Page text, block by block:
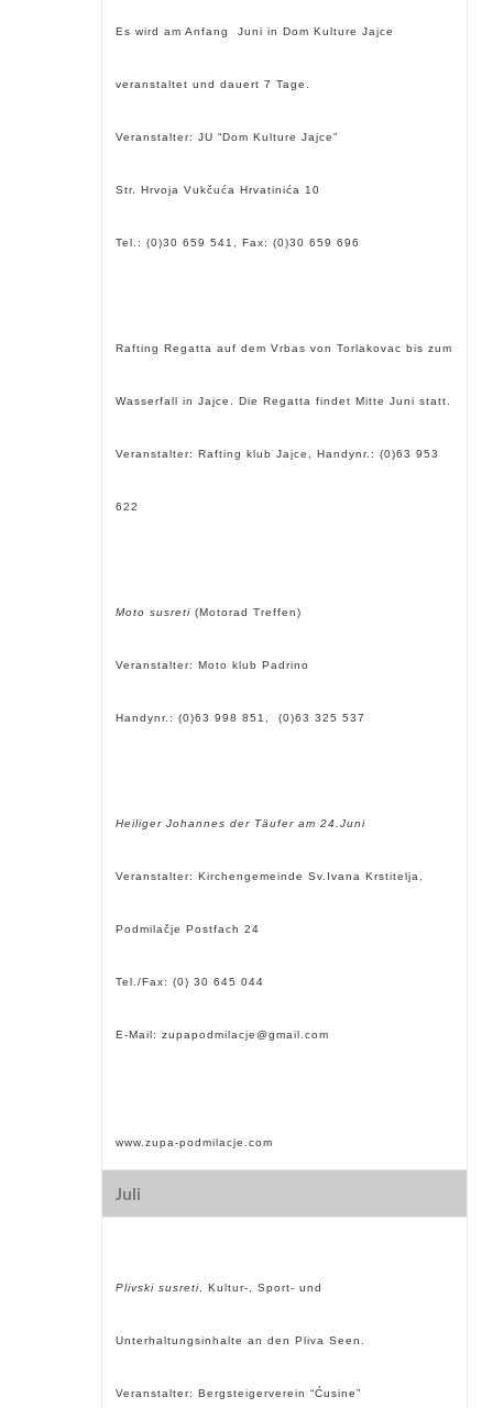
Es wird am Anfang Juni in Dom Kulture Jajce
veranstaltet und dauert 7 Tage.
Veranstalter: JU “Dom Kulture Jajce”
Str. Hrvoja Vukčuća Hrvatinića 10
Tel.: (0)30 659 541, Fax: (0)30 659 696
Rafting Regatta auf dem Vrbas von Torlakovac bis zum
Wasserfall in Jajce. Die Regatta findet Mitte Juni statt.
Veranstalter: Rafting klub Jajce, Handynr.: (0)63 953
622
Moto susreti (Motorad Treffen)
Veranstalter: Moto klub Padrino
Handynr.: (0)63 998 851, (0)63 325 537
Heiliger Johannes der Täufer am 24.Juni
Veranstalter: Kirchengemeinde Sv.Ivana Krstitelja,
Podmilačje Postfach 24
Tel./Fax: (0) 30 645 044
E-Mail:zupapodmilacje@gmail.com
www.zupa-podmilacje.com
Juli
Plivski susreti, Kultur-, Sport- und
Unterhaltungsinhalte an den Pliva Seen.
Veranstalter: Bergsteigerverein “Ćusine”